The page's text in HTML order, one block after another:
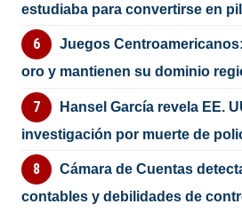
estudiaba para convertirse en
Juegos
oro y mantienen su dominio
Hansel García revela EE.
investigación por muerte de
Cámara de Cuentas
contables y debilidades de